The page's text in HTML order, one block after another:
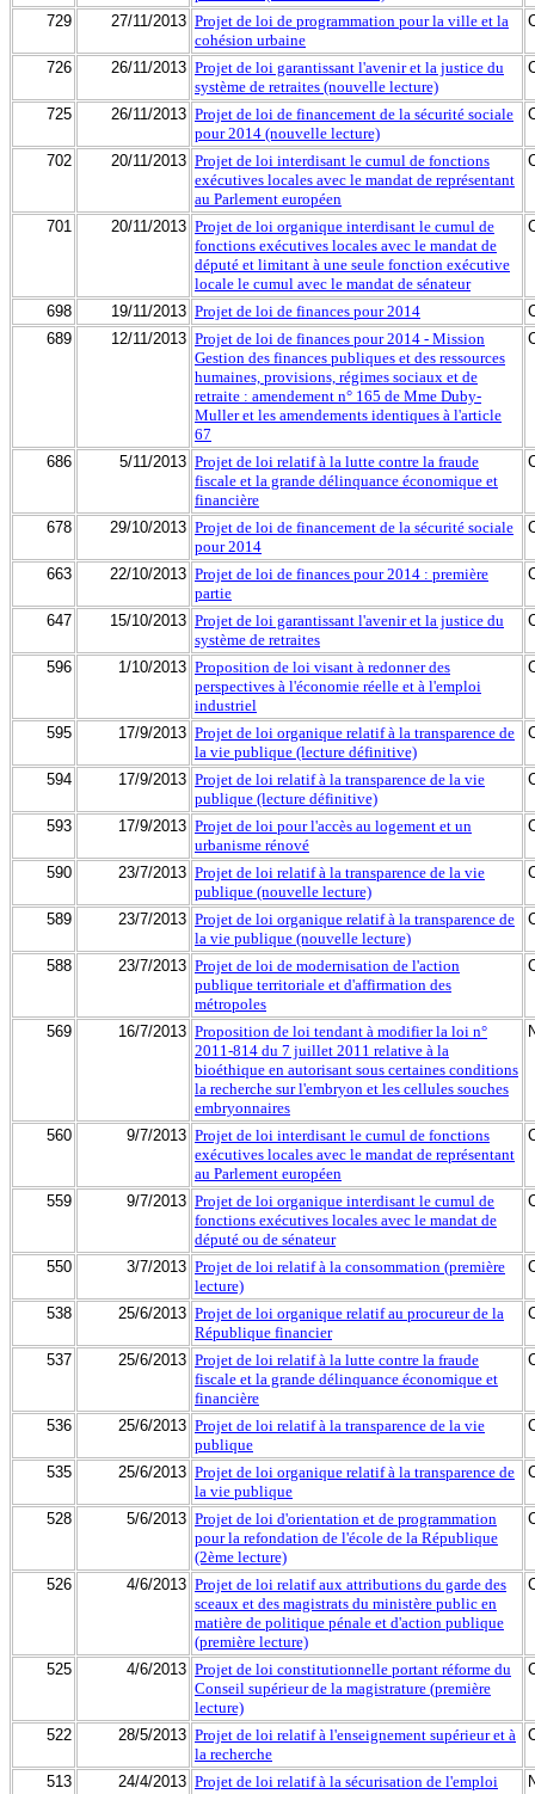
729
27/11/2013 Projet de loi de programmation pour la ville et la
cohésion urbaine
726 26/11/2013 Projet de loi garantissant l'avenir et la justice du
système de retraites (nouvelle lecture)
725 26/11/2013 Projet de loi de financement de la sécurité sociale
pour 2014 (nouvelle lecture)
702 20/11/2013 Projet de loi interdisant le cumul de fonctions
exécutives locales avec le mandat de représentant
au Parlement européen
701 20/11/2013 Projet de loi organique interdisant le cumul de
fonctions exécutives locales avec le mandat de
député et limitant à une seule fonction exécutive
locale le cumul avec le mandat de sénateur
698 19/11/2013 Projet de loi de finances pour 2014
689
12/11/2013 Projet de loi de finances pour 2014 - Mission
Gestion des finances publiques et des ressources
humaines, provisions, régimes sociaux et de
retraite : amendement n° 165 de Mme Duby-
Muller et les amendements identiques à l'article
67
686 5/11/2013 Projet de loi relatif à la lutte contre la fraude
fiscale et la grande délinquance économique et
financière
678 29/10/2013 Projet de loi de financement de la sécurité sociale
pour 2014
663 22/10/2013 Projet de loi de finances pour 2014 : première
partie
647 15/10/2013 Projet de loi garantissant l'avenir et la justice du
système de retraites
596 1/10/2013 Proposition de loi visant à redonner des
perspectives à l'économie réelle et à l'emploi
industriel
595 17/9/2013 Projet de loi organique relatif à la transparence de
la vie publique (lecture définitive)
594 17/9/2013 Projet de loi relatif à la transparence de la vie
publique (lecture définitive)
593 17/9/2013 Projet de loi pour l'accès au logement et un
urbanisme rénové
590 23/7/2013 Projet de loi relatif à la transparence de la vie
publique (nouvelle lecture)
589 23/7/2013 Projet de loi organique relatif à la transparence de
la vie publique (nouvelle lecture)
588 23/7/2013 Projet de loi de modernisation de l'action
publique territoriale et d'affirmation des
métropoles
569 16/7/2013 Proposition de loi tendant à modifier la loi n°
2011-814 du 7 juillet 2011 relative à la
bioéthique en autorisant sous certaines conditions
la recherche sur l'embryon et les cellules souches
embryonnaires
560 9/7/2013 Projet de loi interdisant le cumul de fonctions
exécutives locales avec le mandat de représentant
au Parlement européen
559 9/7/2013 Projet de loi organique interdisant le cumul de
fonctions exécutives locales avec le mandat de
député ou de sénateur
550 3/7/2013 Projet de loi relatif à la consommation (première
lecture)
538 25/6/2013 Projet de loi organique relatif au procureur de la
République financier
537 25/6/2013 Projet de loi relatif à la lutte contre la fraude
fiscale et la grande délinquance économique et
financière
536 25/6/2013 Projet de loi relatif à la transparence de la vie
publique
535 25/6/2013 Projet de loi organique relatif à la transparence de
la vie publique
528 5/6/2013 Projet de loi d'orientation et de programmation
pour la refondation de l'école de la République
(2ème lecture)
526 4/6/2013 Projet de loi relatif aux attributions du garde des
sceaux et des magistrats du ministère public en
matière de politique pénale et d'action publique
(première lecture)
525 4/6/2013 Projet de loi constitutionnelle portant réforme du
Conseil supérieur de la magistrature (première
lecture)
522 28/5/2013 Projet de loi relatif à l'enseignement supérieur et à
la recherche
513 24/4/2013 Projet de loi relatif à la sécurisation de l'emploi